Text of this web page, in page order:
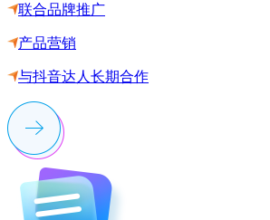
联合品牌推广
产品营销
与抖音达人长期合作